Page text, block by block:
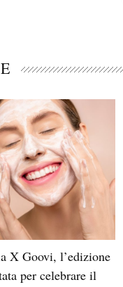
X Goovi, l’edizione
per celebrare il